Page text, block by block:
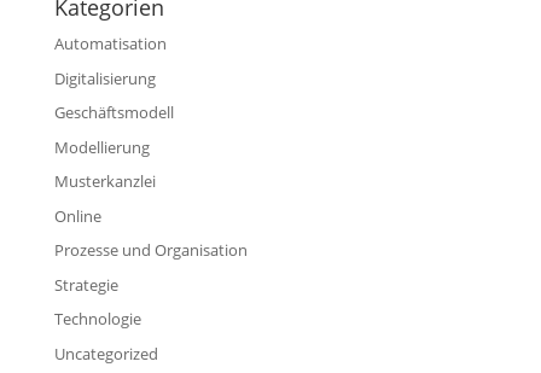
Kategorien
Automatisation
Digitalisierung
Geschäftsmodell
Modellierung
Musterkanzlei
Online
Prozesse und Organisation
Strategie
Technologie
Uncategorized